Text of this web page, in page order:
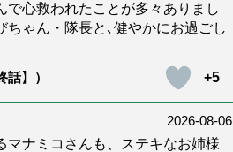
で心救われたことが多々ありまし
ゃん・隊長と､健やかにお過ごし
】）
+5
2026-08-06
マナミコさんも、ステキなお姉様